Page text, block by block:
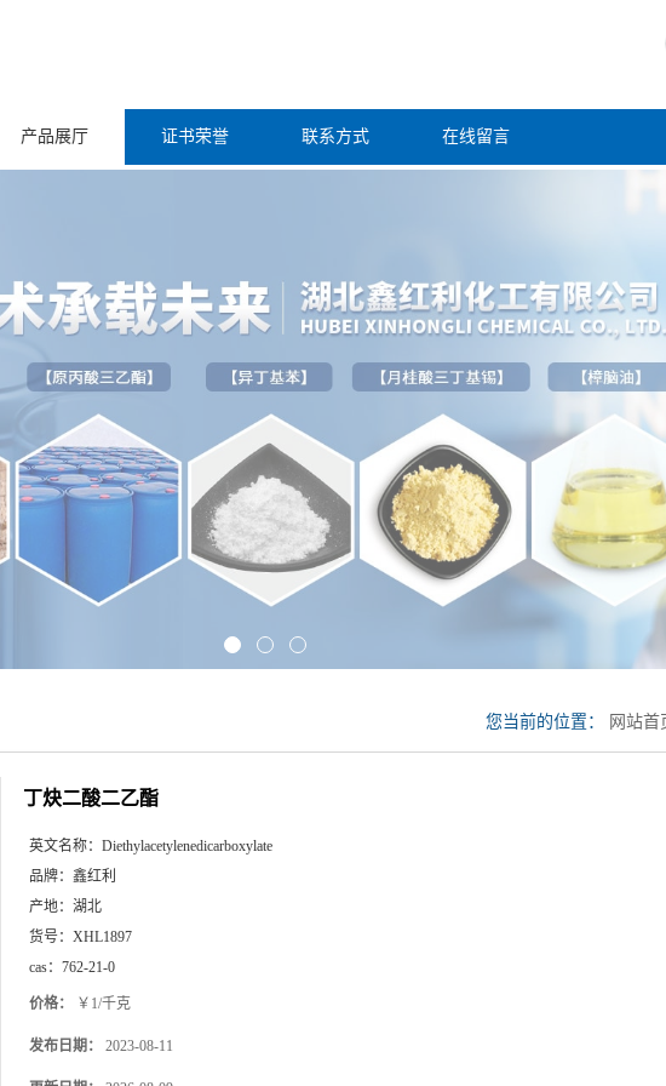
产品展厅 证书荣誉 联系方式 在线留言
您当前的位置： 网站首
丁炔二酸二乙酯
英文名称： Diethylacetylenedicarboxylate
品牌： 鑫红利
产地： 湖北
货号： XHL1897
cas： 762-21-0
价格： ￥1/千克
发布日期： 2023-08-11